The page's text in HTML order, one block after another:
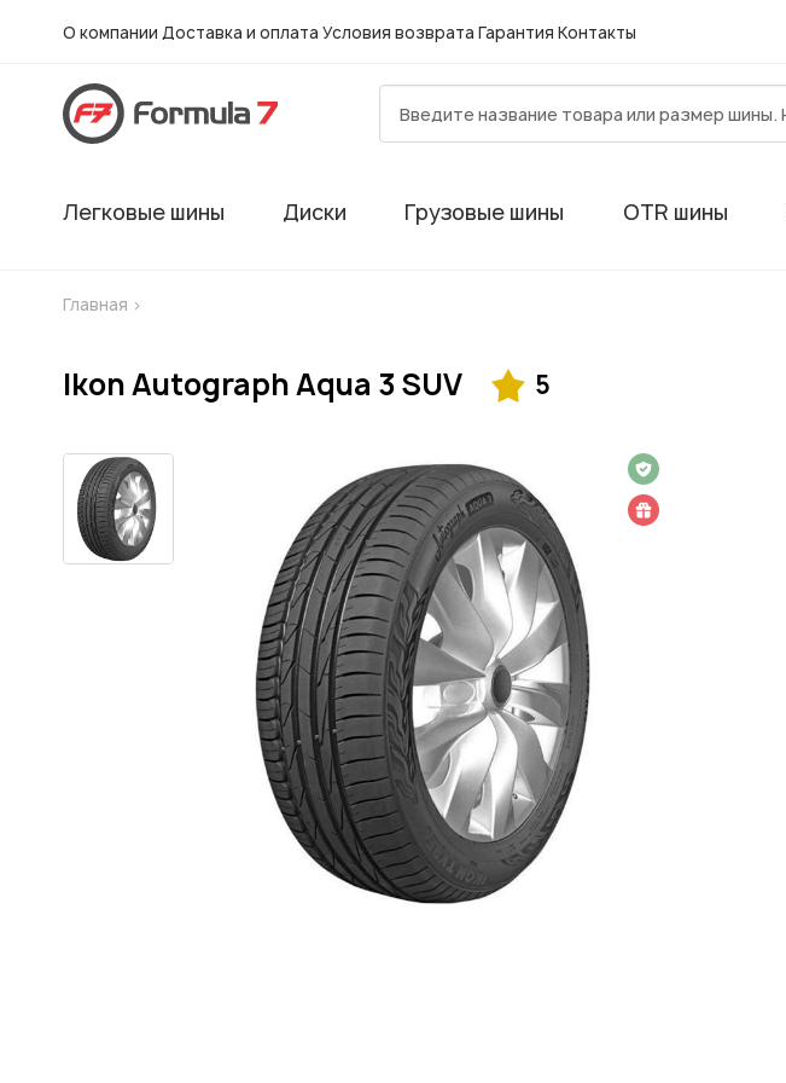
О компании Доставка и оплата Условия возврата Гарантия Контакты
Легковые шины Диски Грузовые шины OTR шины
Главная >
Ikon Autograph Aqua 3 SUV 5
Гарантия на 1 год
Шиномонтаж в подарок